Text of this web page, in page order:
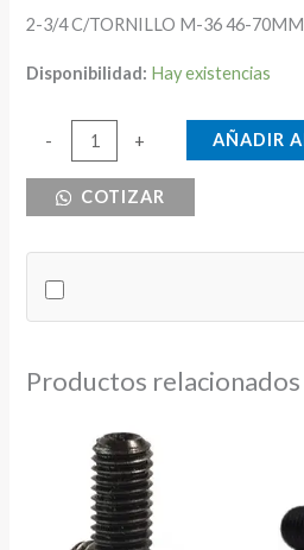
2-3/4 C/TORNILLO M-36 46-70MM
Disponibilidad: Hay existencias
-
ABRAZADERA
3/4
+ AÑADIR
COTIZAR
Productos relacionados